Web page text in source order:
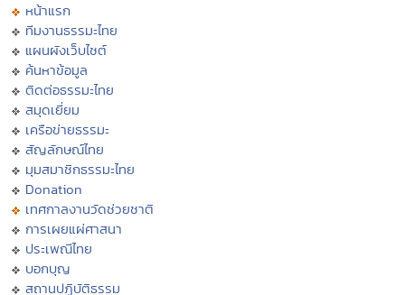
หน้าแรก
ทีมงานธรรมะไทย
แผนผังเว็บไซต์
ค้นหาข้อมูล
ติดต่อธรรมะไทย
สมุดเยี่ยม
เครือข่ายธรรมะ
สัญลักษณ์ไทย
มุมสมาชิกธรรมะไทย
Donation
เทศกาลงานวัดช่วยชาติ
การเผยแผ่ศาสนา
ประเพณีไทย
บอกบุญ
สถานปฏิบัติธรรม